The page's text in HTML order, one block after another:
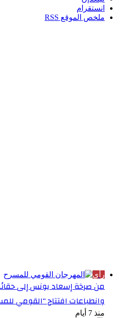
انستقرام
ملخص الموقع RSS
رأي
من صرخة إسعاد يونس إلى
وانطباعات افتتاح “القومي
منذ 7 أيام